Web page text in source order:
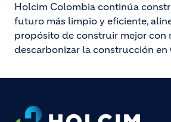
Holcim Colombia continúa
futuro más limpio y eficiente,
propósito de construir mejor con
descarbonizar la construcción en
Footer